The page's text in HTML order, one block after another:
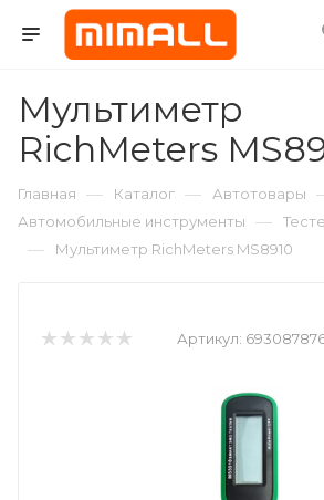
Мультиметр
RichMeters
Главная — Каталог — Автотовары
Автомобильные инструменты —
— Мультиметр RichMeters MS8910
Артикул: